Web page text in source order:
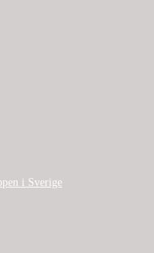
i Sverige